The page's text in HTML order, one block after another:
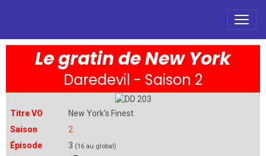
Le gratin de New York
Daredevil - Saison 2
Titre VO
New York's Finest
Saison
2
Épisode
3 (16 au global)